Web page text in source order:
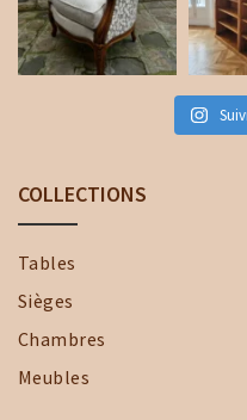
COLLECTIONS
Tables
Sièges
Chambres
Meubles